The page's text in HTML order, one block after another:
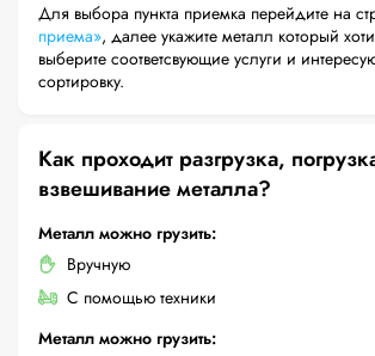
Для выбора пункта приемка перейдите на
приема», далее укажите металл который
выберите соответсвующие услуги и интересующую Вас
сортировку.
Как проходит разгрузка,
взвешивание металла?
Металл можно грузить:
Вручную
С помощью техники
Металл можно грузить: